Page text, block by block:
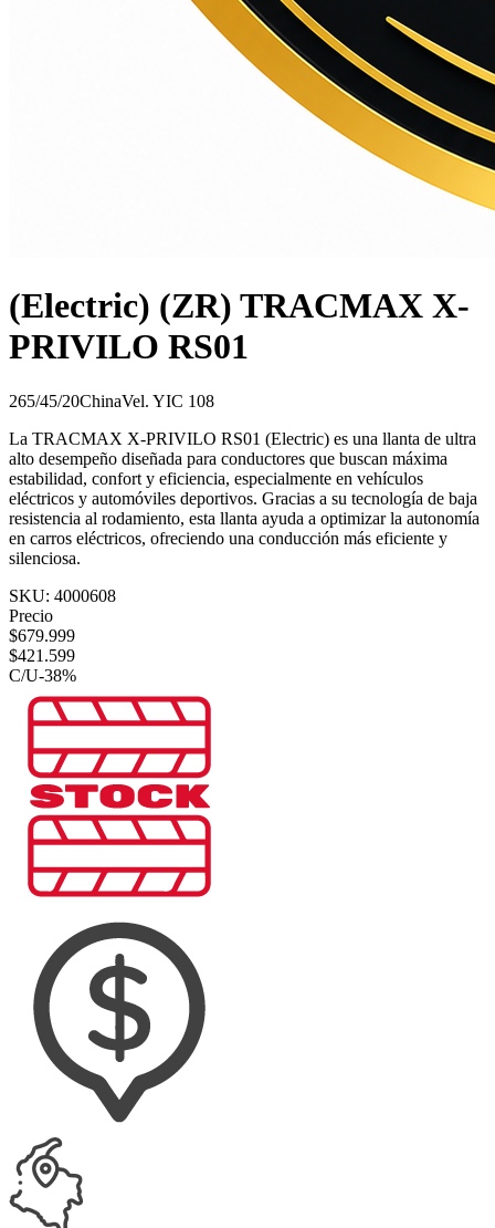
(Electric) (ZR) TRACMAX X-
PRIVILO RS01
265/45/20ChinaVel. YIC 108
La TRACMAX X-PRIVILO RS01 (Electric) es una llanta de ultra
alto desempeño diseñada para conductores que buscan máxima
estabilidad, confort y eficiencia, especialmente en vehículos
eléctricos y automóviles deportivos. Gracias a su tecnología de baja
resistencia al rodamiento, esta llanta ayuda a optimizar la autonomía
en carros eléctricos, ofreciendo una conducción más eficiente y
silenciosa.
SKU: 4000608
Precio
$679.999
$421.599
C/U-38%